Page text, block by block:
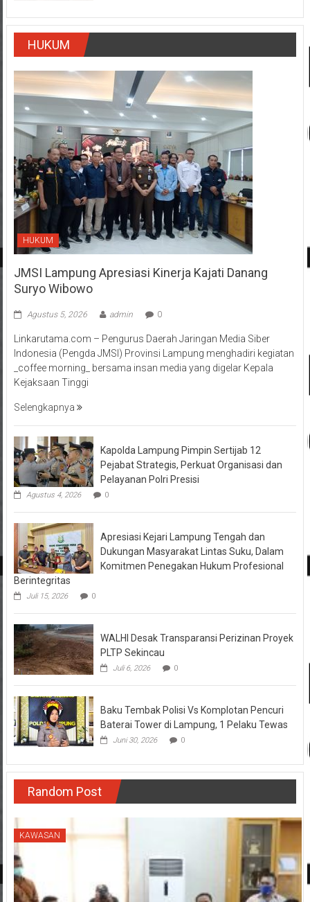
HUKUM
HUKUM
JMSI Lampung Apresiasi Kinerja Kajati Danang
Suryo Wibowo
Agustus 5, 2026 admin 0
Linkarutama.com – Pengurus Daerah Jaringan Media Siber
Indonesia (Pengda JMSI) Provinsi Lampung menghadiri kegiatan
_coffee morning_ bersama insan media yang digelar Kepala
Kejaksaan Tinggi
Selengkapnya
Kapolda Lampung Pimpin Sertijab 12
Pejabat Strategis, Perkuat Organisasi dan
Pelayanan Polri Presisi
Agustus 4, 2026 0
Apresiasi Kejari Lampung Tengah dan
Dukungan Masyarakat Lintas Suku, Dalam
Komitmen Penegakan Hukum Profesional
Berintegritas
Juli 15, 2026 0
WALHI Desak Transparansi Perizinan Proyek
PLTP Sekincau
Juli 6, 2026 0
Baku Tembak Polisi Vs Komplotan Pencuri
Baterai Tower di Lampung, 1 Pelaku Tewas
Juni 30, 2026 0
Random Post
KAWASAN